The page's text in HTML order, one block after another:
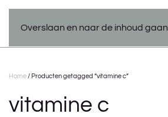
Overslaan en naar de inhoud gaan
Home / Producten getagged “vitamine c”
vitamine c